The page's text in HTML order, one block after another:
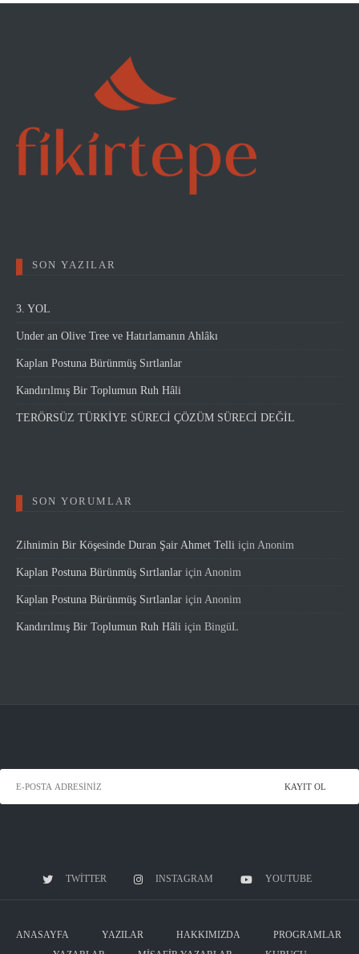
SON YAZILAR
3. YOL
Under an Olive Tree ve Hatırlamanın Ahlâkı
Kaplan Postuna Bürünmüş Sırtlanlar
Kandırılmış Bir Toplumun Ruh Hâli
TERÖRSÜZ TÜRKİYE SÜRECİ ÇÖZÜM SÜRECİ DEĞİL
SON YORUMLAR
Zihnimin Bir Köşesinde Duran Şair Ahmet Telli içinAnonim
Kaplan Postuna Bürünmüş Sırtlanlar içinAnonim
Kaplan Postuna Bürünmüş Sırtlanlar içinAnonim
Kandırılmış Bir Toplumun Ruh Hâli için BingüL
TWITTER INSTAGRAM YOUTUBE
ANASAYFA YAZILAR HAKKIMIZDA
PROGRAMLAR